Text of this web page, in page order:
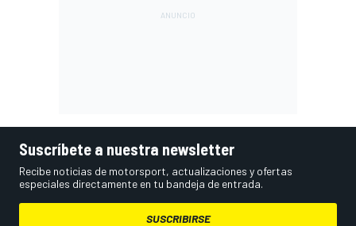
Suscríbete a nuestra newsletter
Recibe noticias de motorsport, actualizaciones y ofertas
especiales directamente en tu bandeja de entrada.
SUSCRIBIRSE